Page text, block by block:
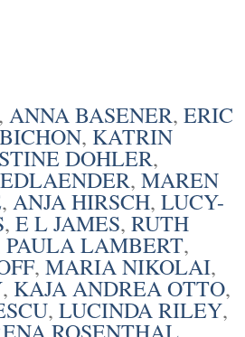
, ANNA BASENER, ERIC
, KATRIN
DOHLER,
, MAREN
, ANJA HIRSCH, LUCY-
, E L JAMES, RUTH
PAULA LAMBERT,
, MARIA NIKOLAI,
, KAJA ANDREA OTTO,
, LUCINDA RILEY,